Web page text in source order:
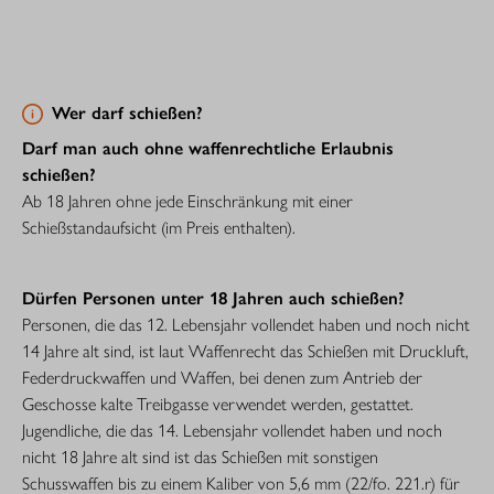
Wer darf schießen?
Darf man auch ohne waffenrechtliche Erlaubnis
schießen?
Ab 18 Jahren ohne jede Einschränkung mit einer
Schießstandaufsicht (im Preis enthalten).
Dürfen Personen unter 18 Jahren auch schießen?
Personen, die das 12. Lebensjahr vollendet haben und noch nicht
14 Jahre alt sind, ist laut Waffenrecht das Schießen mit Druckluft,
Federdruckwaffen und Waffen, bei denen zum Antrieb der
Geschosse kalte Treibgasse verwendet werden, gestattet.
Jugendliche, die das 14. Lebensjahr vollendet haben und noch
nicht 18 Jahre alt sind ist das Schießen mit sonstigen
Schusswaffen bis zu einem Kaliber von 5,6 mm (22/fo. 221.r) für